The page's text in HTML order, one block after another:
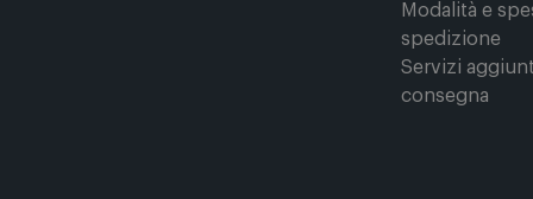
Punti di Ritiro
Modalità e
spedizione
Servizi